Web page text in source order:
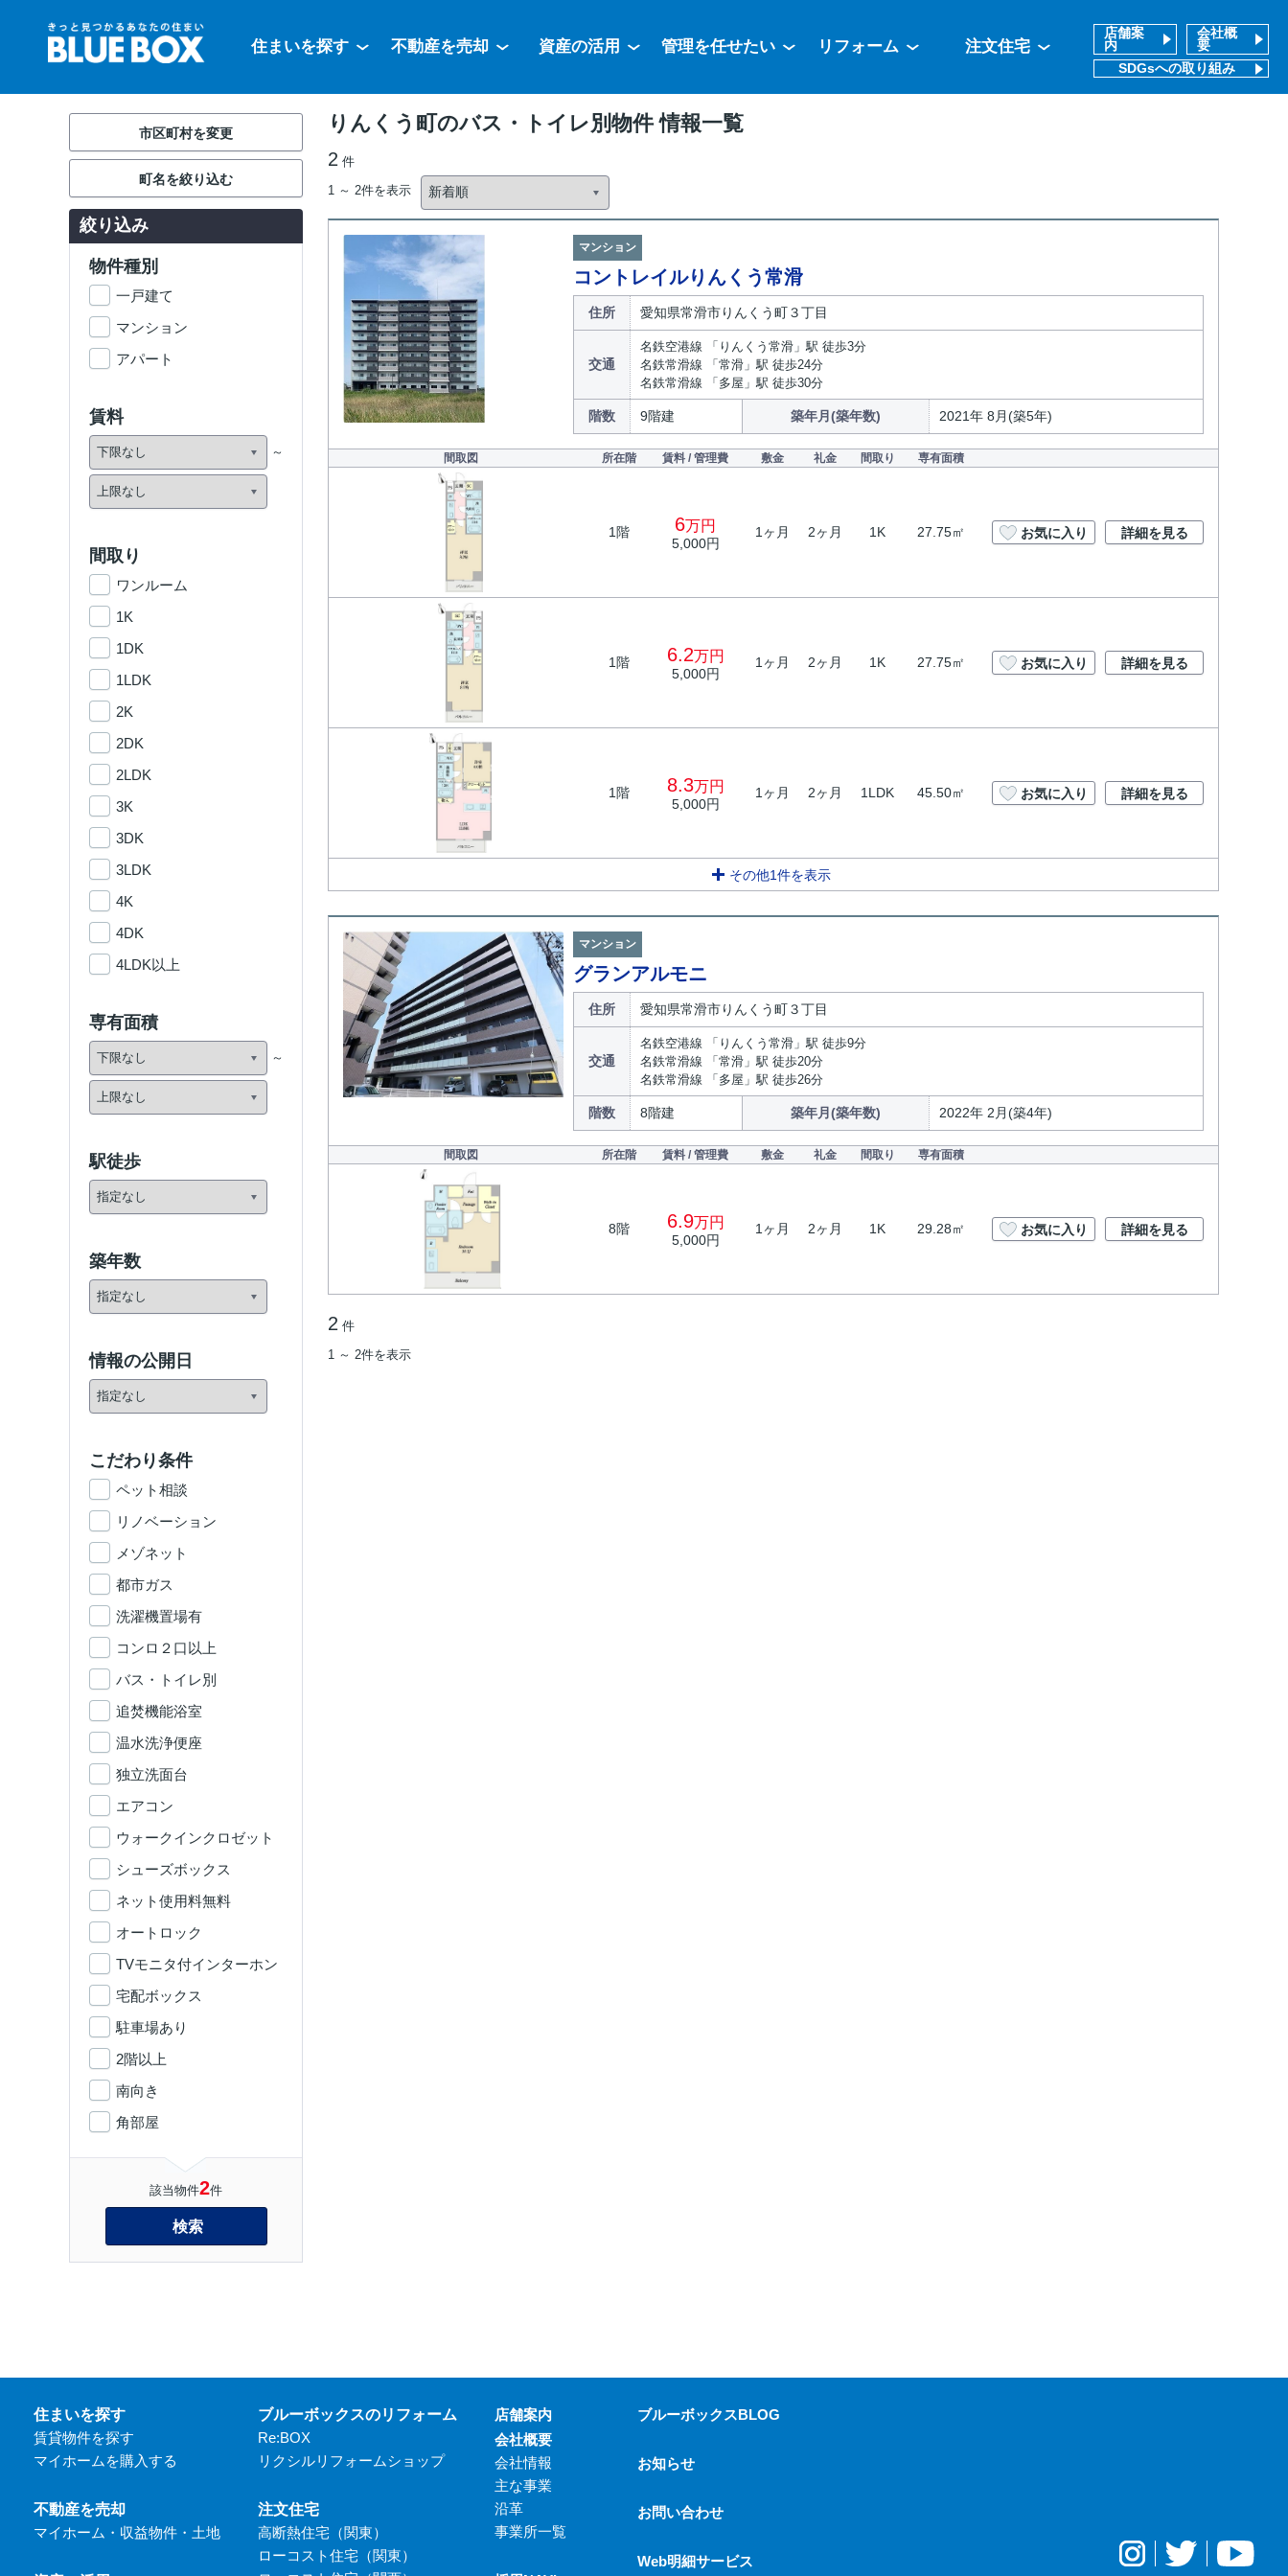
住まいを探す 不動産を売却 資産の活用 管理を任せたい リフォーム 注文住宅
店舗案
内
会社概
要
SDGsへの取り組み
りんくう町のバス・トイレ別物件 情報一覧
2 件
1 ～ 2件を表示
マンション
コントレイルりんくう常滑
住所 愛知県常滑市りんくう町３丁目
交通
名鉄空港線 「りんくう常滑」駅 徒歩3分
名鉄常滑線 「常滑」駅 徒歩24分
名鉄常滑線 「多屋」駅 徒歩30分
階数 9階建 築年月(築年数) 2021年 8月(築5年)
間取図 所在階 賃料 / 管理費 敷金 礼金 間取り 専有面積
1階 6万円
5,000円
1ヶ月 2ヶ月 1K 27.75㎡ お気に入り 詳細を見る
1階 6.2万円
5,000円
1ヶ月 2ヶ月 1K 27.75㎡ お気に入り 詳細を見る
1階 8.3万円
5,000円
1ヶ月 2ヶ月 1LDK 45.50㎡ お気に入り 詳細を見る
その他1件を表示
マンション
グランアルモニ
住所 愛知県常滑市りんくう町３丁目
交通
名鉄空港線 「りんくう常滑」駅 徒歩9分
名鉄常滑線 「常滑」駅 徒歩20分
名鉄常滑線 「多屋」駅 徒歩26分
階数 8階建 築年月(築年数) 2022年 2月(築4年)
間取図 所在階 賃料 / 管理費 敷金 礼金 間取り 専有面積
8階 6.9万円
5,000円
1ヶ月 2ヶ月 1K 29.28㎡ お気に入り 詳細を見る
2 件
1 ～ 2件を表示
市区町村を変更
町名を絞り込む
絞り込み
物件種別
一戸建て
マンション
アパート
賃料
間取り
ワンルーム
1K
1DK
1LDK
2K
2DK
2LDK
3K
3DK
3LDK
4K
4DK
4LDK以上
専有面積
駅徒歩
築年数
情報の公開日
こだわり条件
ペット相談
リノベーション
メゾネット
都市ガス
洗濯機置場有
コンロ２口以上
バス・トイレ別
追焚機能浴室
温水洗浄便座
独立洗面台
エアコン
ウォークインクロゼット
シューズボックス
ネット使用料無料
オートロック
TVモニタ付インターホン
宅配ボックス
駐車場あり
2階以上
南向き
角部屋
該当物件2件
検索
住まいを探す
賃貸物件を探す
マイホームを購入する
不動産を売却
マイホーム・収益物件・土地
ブルーボックスのリフォーム
Re:BOX
リクシルリフォームショップ
注文住宅
高断熱住宅（関東）
ローコスト住宅（関東）
店舗案内
会社概要
会社情報
主な事業
沿革
事業所一覧
ブルーボックスBLOG
お知らせ
お問い合わせ
Web明細サービス